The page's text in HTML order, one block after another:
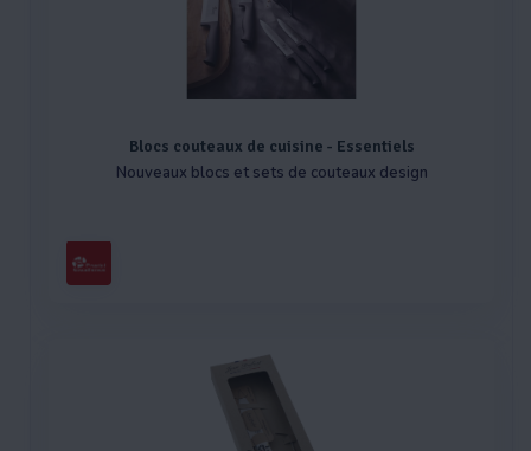
Blocs couteaux de cuisine - Essentiels
Nouveaux blocs et sets de couteaux design